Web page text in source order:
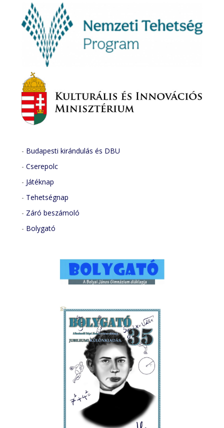
- Budapesti kirándulás és DBU
-Cserepolc
- Játéknap
- Tehetségnap
- Záró beszámoló
- Bolygató